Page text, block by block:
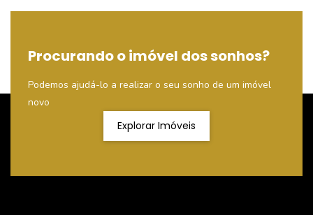
Procurando o imóvel dos sonhos?
Podemos ajudá-lo a realizar o seu sonho de um imóvel
novo
Explorar Imóveis